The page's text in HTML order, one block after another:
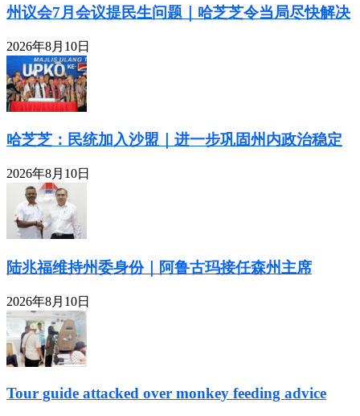
州议会7月会议提民生问题｜哈芝芝令当局尽快解决
2026年8月10日
哈芝芝：民统加入沙盟｜进一步巩固州内政治稳定
2026年8月10日
陆兆福维持州委身份｜阿鲁古玛接任森州主席
2026年8月10日
Tour guide attacked over monkey feeding advice